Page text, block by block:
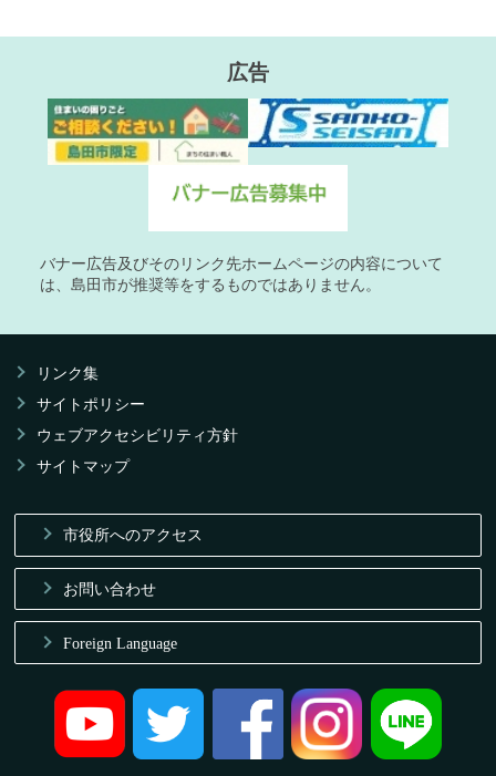
広告
バナー広告及びそのリンク先ホームページの内容について
は、島田市が推奨等をするものではありません。
リンク集
サイトポリシー
ウェブアクセシビリティ方針
サイトマップ
市役所へのアクセス
お問い合わせ
Foreign Language